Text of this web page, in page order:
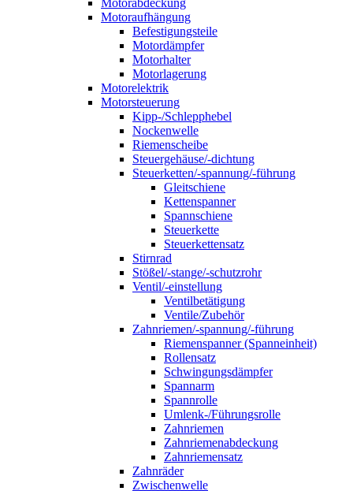
Motorabdeckung
Motoraufhängung
Befestigungsteile
Motordämpfer
Motorhalter
Motorlagerung
Motorelektrik
Motorsteuerung
Kipp-/Schlepphebel
Nockenwelle
Riemenscheibe
Steuergehäuse/-dichtung
Steuerketten/-spannung/-führung
Gleitschiene
Kettenspanner
Spannschiene
Steuerkette
Steuerkettensatz
Stirnrad
Stößel/-stange/-schutzrohr
Ventil/-einstellung
Ventilbetätigung
Ventile/Zubehör
Zahnriemen/-spannung/-führung
Riemenspanner (Spanneinheit)
Rollensatz
Schwingungsdämpfer
Spannarm
Spannrolle
Umlenk-/Führungsrolle
Zahnriemen
Zahnriemenabdeckung
Zahnriemensatz
Zahnräder
Zwischenwelle